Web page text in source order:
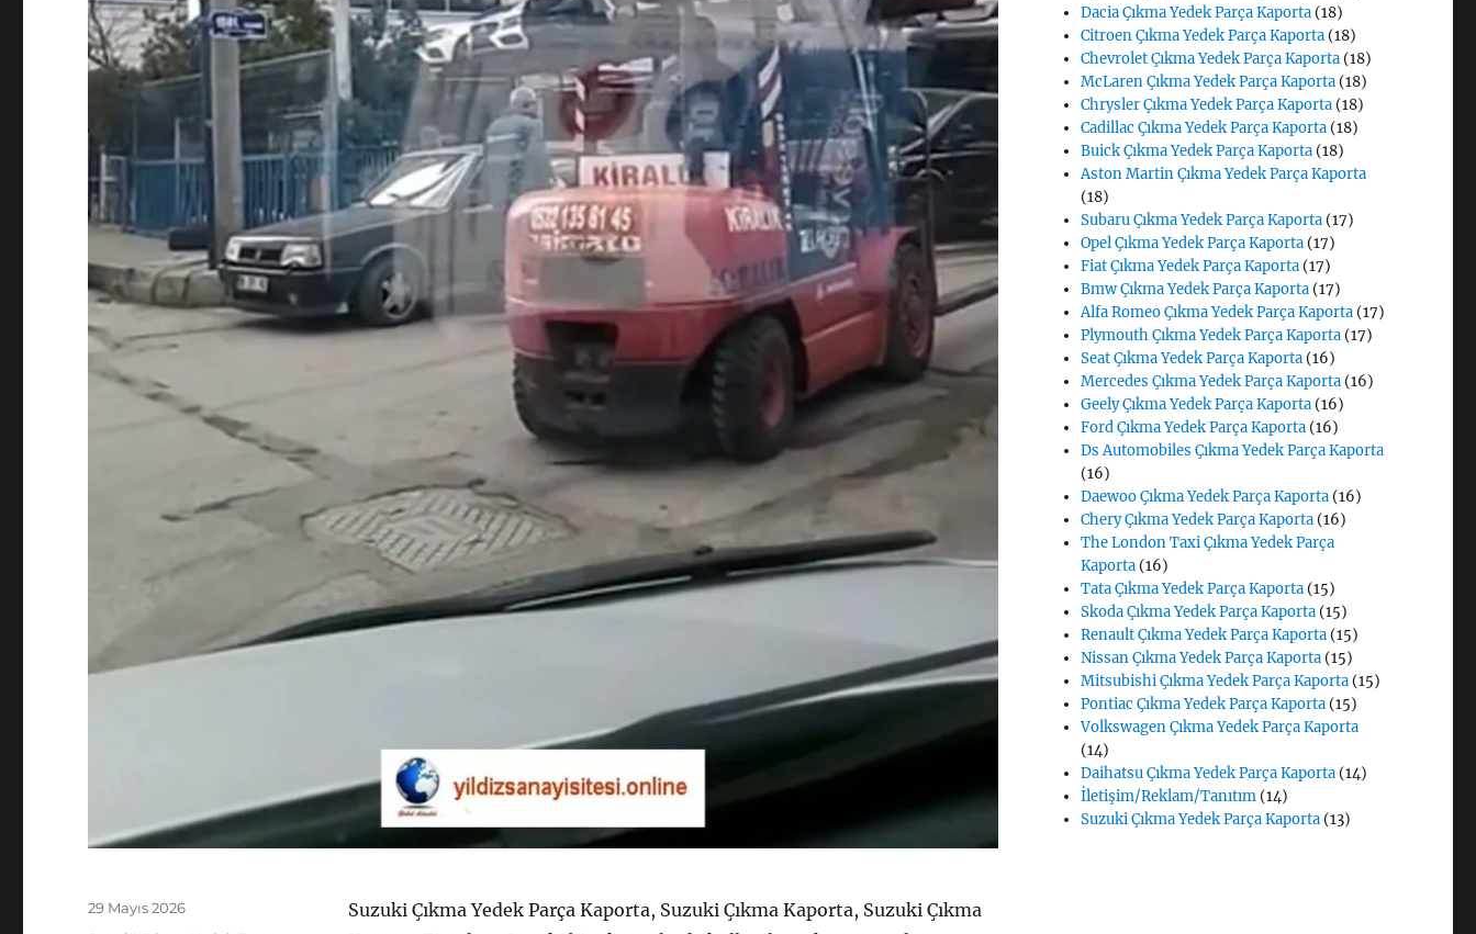
Suzuki Çıkma Yedek Parça Kaporta, Suzuki Çıkma Kaporta, Suzuki Çıkma
Yayın
tarihi
29 Mayıs 2026
Dacia Çıkma Yedek Parça Kaporta (18)
Citroen Çıkma Yedek Parça Kaporta (18)
Chevrolet Çıkma Yedek Parça Kaporta (18)
McLaren Çıkma Yedek Parça Kaporta (18)
Chrysler Çıkma Yedek Parça Kaporta (18)
Cadillac Çıkma Yedek Parça Kaporta (18)
Buick Çıkma Yedek Parça Kaporta (18)
Aston Martin Çıkma Yedek Parça Kaporta
(18)
Subaru Çıkma Yedek Parça Kaporta (17)
Opel Çıkma Yedek Parça Kaporta (17)
Fiat Çıkma Yedek Parça Kaporta (17)
Bmw Çıkma Yedek Parça Kaporta (17)
Alfa Romeo Çıkma Yedek Parça Kaporta (17)
Plymouth Çıkma Yedek Parça Kaporta (17)
Seat Çıkma Yedek Parça Kaporta (16)
Mercedes Çıkma Yedek Parça Kaporta (16)
Geely Çıkma Yedek Parça Kaporta (16)
Ford Çıkma Yedek Parça Kaporta (16)
Ds Automobiles Çıkma Yedek Parça Kaporta
(16)
Daewoo Çıkma Yedek Parça Kaporta (16)
Chery Çıkma Yedek Parça Kaporta (16)
The London Taxi Çıkma Yedek Parça
Kaporta (16)
Tata Çıkma Yedek Parça Kaporta (15)
Skoda Çıkma Yedek Parça Kaporta (15)
Renault Çıkma Yedek Parça Kaporta (15)
Nissan Çıkma Yedek Parça Kaporta (15)
Mitsubishi Çıkma Yedek Parça Kaporta (15)
Pontiac Çıkma Yedek Parça Kaporta (15)
Volkswagen Çıkma Yedek Parça Kaporta
(14)
Daihatsu Çıkma Yedek Parça Kaporta (14)
İletişim/Reklam/Tanıtım (14)
Suzuki Çıkma Yedek Parça Kaporta (13)